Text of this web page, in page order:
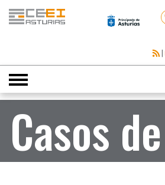
|
Toggle
navigation
Casos